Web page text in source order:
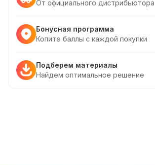
От официального дистрибьютора
Бонусная программа
Копите баллы с каждой покупки
Подберем материалы
Найдем оптимальное решение